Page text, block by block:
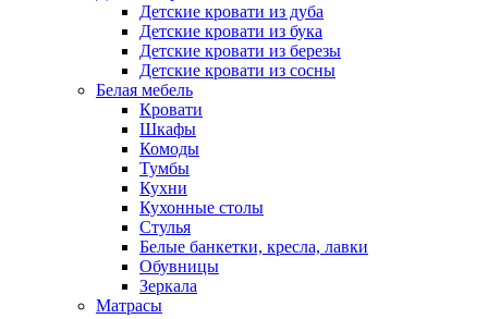
Детские кровати из дуба
Детские кровати из бука
Детские кровати из березы
Детские кровати из сосны
Белая мебель
Кровати
Шкафы
Комоды
Тумбы
Кухни
Кухонные столы
Стулья
Белые банкетки, кресла, лавки
Обувницы
Зеркала
Матрасы